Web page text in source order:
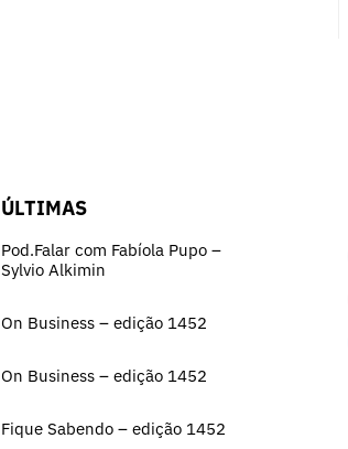
ÚLTIMAS
Pod.Falar com Fabíola Pupo –
Sylvio Alkimin
On Business – edição 1452
On Business – edição 1452
Fique Sabendo – edição 1452